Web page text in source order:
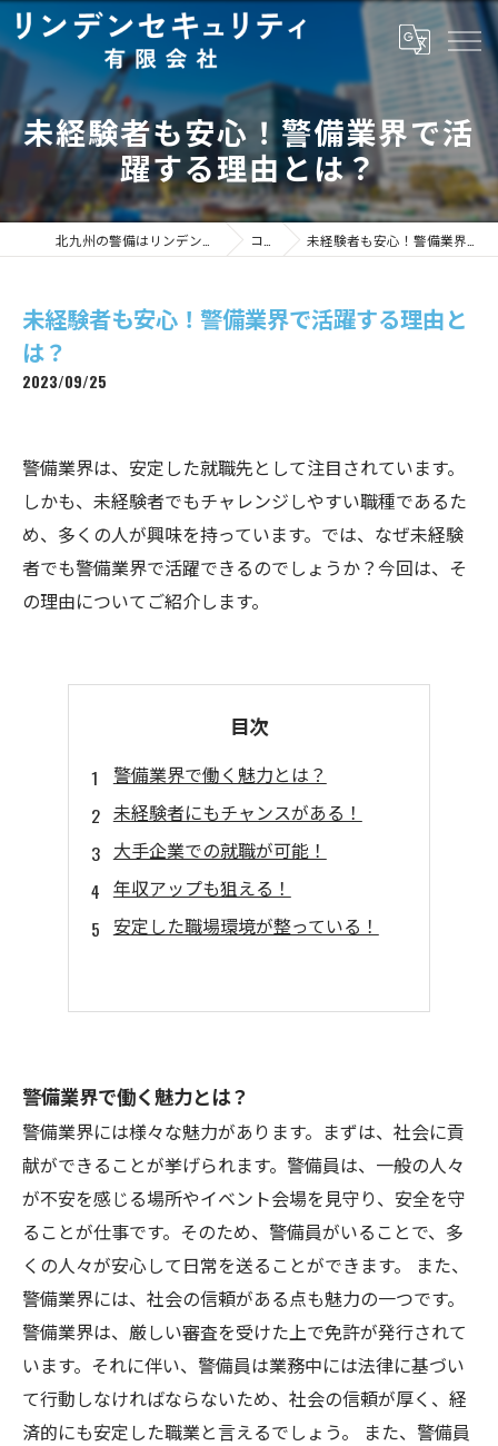
未経験者も安心！警備業界で活
躍する理由とは？
コラム 未経験者も安心！警備業界で活躍する理由とは？
未経験者も安心！警備業界で活躍する理由と
は？
2023/09/25
警備業界は、安定した就職先として注目されています。
しかも、未経験者でもチャレンジしやすい職種であるた
め、多くの人が興味を持っています。では、なぜ未経験
者でも警備業界で活躍できるのでしょうか？今回は、そ
の理由についてご紹介します。
目次
警備業界で働く魅力とは？
未経験者にもチャンスがある！
大手企業での就職が可能！
年収アップも狙える！
安定した職場環境が整っている！
警備業界で働く魅力とは？
警備業界には様々な魅力があります。まずは、社会に貢
献ができることが挙げられます。警備員は、一般の人々
が不安を感じる場所やイベント会場を見守り、安全を守
ることが仕事です。そのため、警備員がいることで、多
くの人々が安心して日常を送ることができます。 また、
警備業界には、社会の信頼がある点も魅力の一つです。
警備業界は、厳しい審査を受けた上で免許が発行されて
います。それに伴い、警備員は業務中には法律に基づい
て行動しなければならないため、社会の信頼が厚く、経
済的にも安定した職業と言えるでしょう。 また、警備員